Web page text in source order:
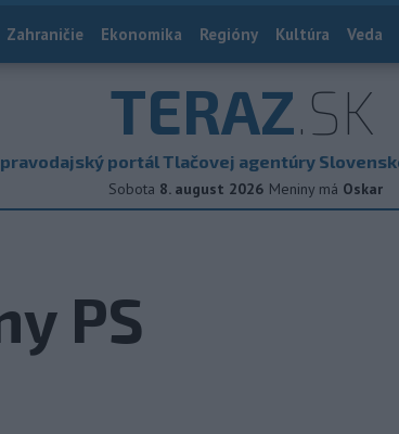
Zahraničie Ekonomika Regióny Kultúra Veda
TERAZ.SK
portál Tlačovej agentúry
Sobota 8. august 2026 Meniny má Oskar
PS